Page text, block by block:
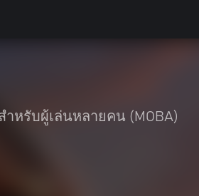
หรับผู้เล่นหลายคน (MOBA)